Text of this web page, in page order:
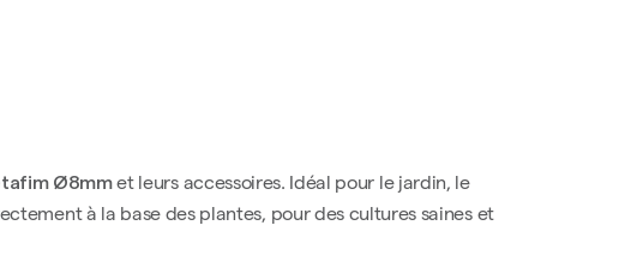
Ø8mmet leurs accessoires. Idéal pour le jardin, le
à la base des plantes, pour des cultures saines et